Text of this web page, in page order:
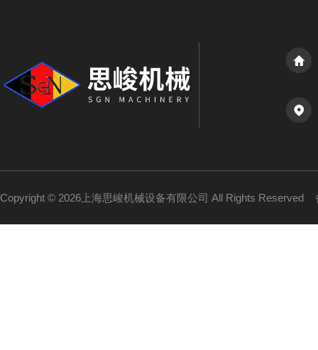
Copyright © 2026上海思峻机械设备有限公司 All Rights Reserved